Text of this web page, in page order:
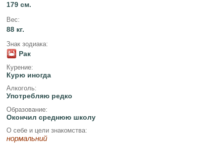
179 см.
Вес:
88 кг.
Знак зодиака:
Рак
Курение:
Курю иногда
Алкоголь:
Употребляю редко
Образование:
Окончил среднюю школу
О себе и цели знакомства:
нормальний